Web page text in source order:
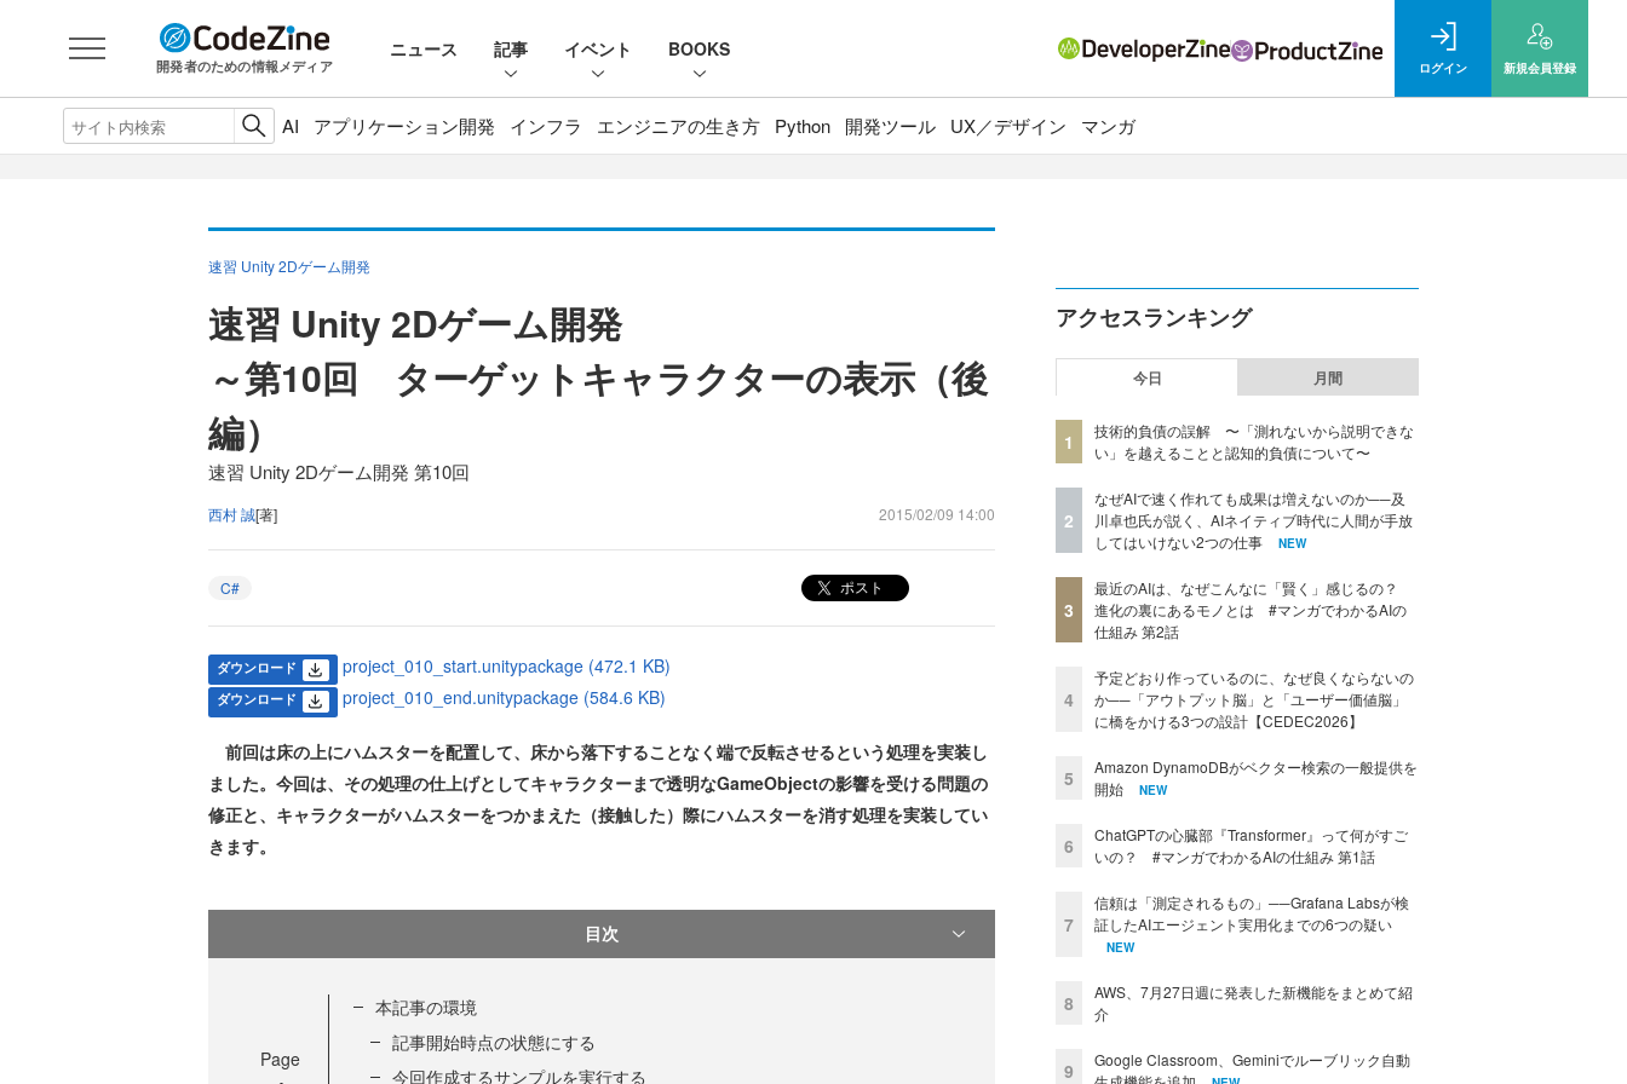
開発者のための情報メディア
ニュース 記事 イベント BOOKS
ログイン 新規会員登録
AI アプリケーション開発 インフラ エンジニアの生き方 Python 開発ツール UX／デザイン マンガ
速習 Unity 2Dゲーム開発
速習 Unity 2Dゲーム開発
～第10回 ターゲットキャラクターの表示（後
編）
速習 Unity 2Dゲーム開発 第10回
西村 誠[著] 2015/02/09 14:00
C# ポスト
ダウンロード project_010_start.unitypackage (472.1 KB)
ダウンロード project_010_end.unitypackage (584.6 KB)
前回は床の上にハムスターを配置して、床から落下することなく端で反転させるという処理を実装し
ました。今回は、その処理の仕上げとしてキャラクターまで透明なGameObjectの影響を受ける問題の
修正と、キャラクターがハムスターをつかまえた（接触した）際にハムスターを消す処理を実装してい
きます。
目次
Page
本記事の環境
記事開始時点の状態にする
今回作成するサンプルを実行する
アクセスランキング
今日 月間
1
技術的負債の誤解 〜「測れないから説明できな
い」を越えることと認知的負債について〜
2
なぜAIで速く作れても成果は増えないのか──及
川卓也氏が説く、AIネイティブ時代に人間が手放
してはいけない2つの仕事
NEW
3
最近のAIは、なぜこんなに「賢く」感じるの？
進化の裏にあるモノとは #マンガでわかるAIの
仕組み 第2話
4
予定どおり作っているのに、なぜ良くならないの
か──「アウトプット脳」と「ユーザー価値脳」
に橋をかける3つの設計【CEDEC2026】
5
Amazon DynamoDBがベクター検索の一般提供を
開始
NEW
6
ChatGPTの心臓部『Transformer』って何がすご
いの？ #マンガでわかるAIの仕組み 第1話
7
信頼は「測定されるもの」──Grafana Labsが検
証したAIエージェント実用化までの6つの疑い
NEW
8
AWS、7月27日週に発表した新機能をまとめて紹
介
9
Google Classroom、Geminiでルーブリック自動